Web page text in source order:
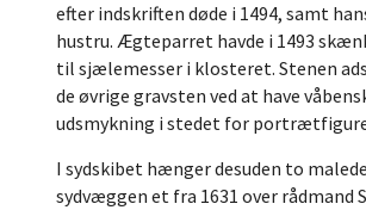
efter indskriften døde i 1494, samt
hustru. Ægteparret havde i 1493
til sjælemesser i klosteret. Stenen
de øvrige gravsten ved at have
udsmykning i stedet for
I sydskibet hænger desuden to
sydvæggen et fra 1631 over rådmand